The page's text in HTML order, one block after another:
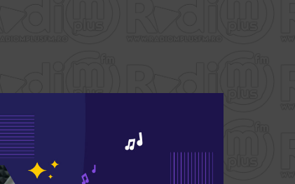
Parcul Central din Târgu Neamț are un nou motiv
de sărbătoare. Celebrul producător de înghețată
citește..